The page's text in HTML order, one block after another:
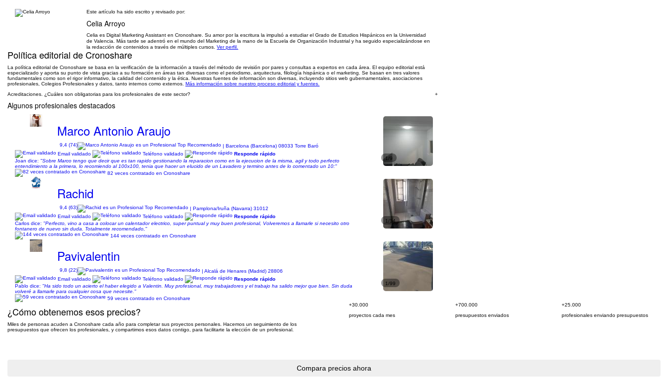
Este artículo ha sido escrito y revisado por:
Celia Arroyo
Celia es Digital Marketing Assistant en Cronoshare. Su amor por la escritura la impulsó a estudiar el Grado de Estudios Hispánicos en la Universidad
de Valencia. Más tarde se adentró en el mundo del Marketing de la mano de la Escuela de Organización Industrial y ha seguido especializándose en
la redacción de contenidos a través de múltiples cursos.Ver perfil.
Política editorial de Cronoshare
La política editorial de Cronoshare se basa en la verificación de la información a través del método de revisión por pares y consultas a expertos en cada área. El equipo editorial está
especializado y aporta su punto de vista gracias a su formación en áreas tan diversas como el periodismo, arquitectura, filología hispánica o el marketing. Se basan en tres valores
fundamentales como son el rigor informativo, la calidad del contenido y la ética. Nuestras fuentes de información son diversas, incluyendo sitios web gubernamentales, asociaciones
profesionales, Colegios Profesionales y datos, tanto internos como externos. Más información sobre nuestro proceso editorial y fuentes.
Acreditaciones. ¿Cuáles son obligatorias para los profesionales de este sector?
+
Algunos profesionales destacados
Marco Antonio Araujo
9,4 (74)
| Barcelona (Barcelona) 08033 Torre Baró
Email validado
Teléfono validado
Responde rápido
Joan dice: "Sobre Marco tengo que decir que es tan rapido gestionando la reparacion como en la ejecucion de la misma, agil y todo perfecto
entendimiento a la primera, lo recomiendo al 100x100, tenia que hacer un elucido de un Lavadero y termino antes de lo comentado un 10:"
82 veces contratado en Cronoshare
1/9
Rachid
9,4 (63)
| Pamplona/Iruña (Navarra) 31012
Email validado
Teléfono validado
Responde rápido
Carlos dice: "Perfecto, vino a casa a colocar un calentador electrico, super puntual y muy buen profesional, Volveremos a llamarle si necesito otro
fontanero de nuevo sin duda. Totalmente recomendado,"
144 veces contratado en Cronoshare
1/14
Pavivalentin
9,8 (22)
| Alcalá de Henares (Madrid) 28806
Email validado
Teléfono validado
Responde rápido
Pablo dice: "Ha sido todo un acierto el haber elegido a Valentin. Muy profesional, muy trabajadores y el trabajo ha salido mejor que bien. Sin duda
volveré a llamarle para cualquier cosa que necesite."
59 veces contratado en Cronoshare
1/99
¿Cómo obtenemos esos precios?
Miles de personas acuden a Cronoshare cada año para completar sus proyectos personales. Hacemos un seguimiento de los
presupuestos que ofrecen los profesionales, y compartimos esos datos contigo, para facilitarte la elección de un profesional.
+30.000
proyectos cada mes
+700.000
presupuestos enviados
+25.000
profesionales enviando presupuestos